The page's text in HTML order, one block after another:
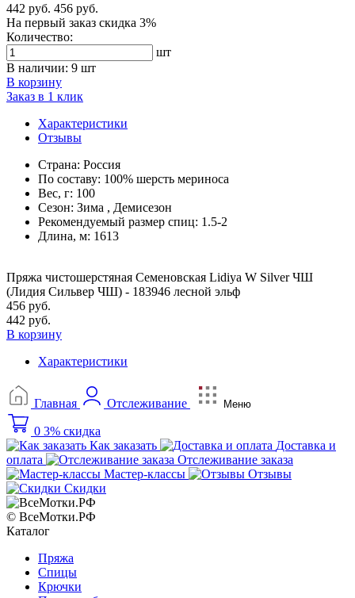
442 руб. 456 руб.
На первый заказ скидка 3%
Количество:
шт
В наличии: 9 шт
В корзину
Заказ в 1 клик
Характеристики
Отзывы
Страна: Россия
По составу: 100% шерсть мериноса
Вес, г: 100
Сезон: Зима , Демисезон
Рекомендуемый размер спиц: 1.5-2
Длина, м: 1613
Пряжа чистошерстяная Семеновская Lidiya W Silver ЧШ
(Лидия Сильвер ЧШ) - 183946 лесной эльф
456 руб.
442 руб.
В корзину
Характеристики
Главная Отслеживание Меню
0 3% скидка
Как заказать
Доставка и
оплата
Отслеживание заказа
Мастер-классы
Отзывы
Скидки
© ВсеМотки.РФ
Каталог
Пряжа
Спицы
Крючки